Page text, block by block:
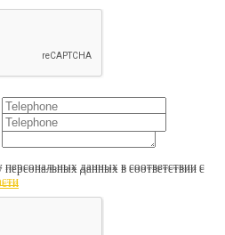
персональных данных в соответствии с
данных в соответствии с